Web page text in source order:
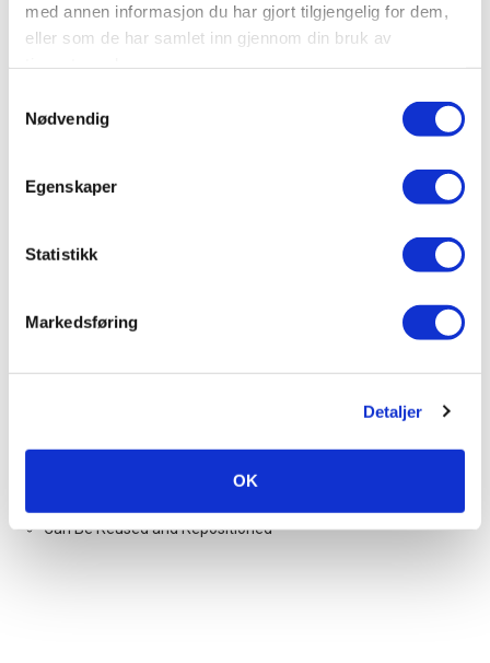
med annen informasjon du har gjort tilgjengelig for dem,
eller som de har samlet inn gjennom din bruk av
Nødvendig
Egenskaper
Statistikk
Markedsføring
Detaljer
OK
Pull Strength 16 lbs
Can Be Reused and Repositioned